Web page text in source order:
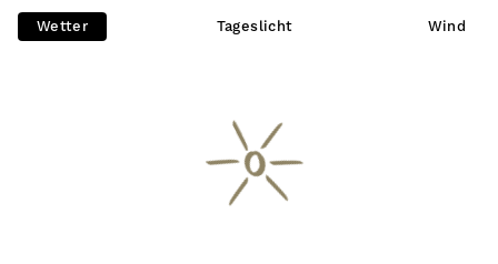
Wetter Tageslicht Wind